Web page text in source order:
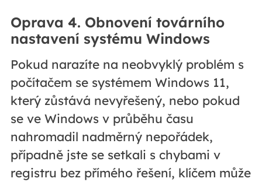
Oprava 4. Obnovení továrního
nastavení systému Windows
Pokud narazíte na neobvyklý problém s
počítačem se systémem Windows 11,
který zůstává nevyřešený, nebo pokud
se ve Windows v průběhu času
nahromadil nadměrný nepořádek,
případně jste se setkali s chybami v
registru bez přímého řešení, klíčem může